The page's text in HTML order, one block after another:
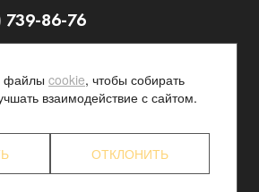
739-86-76
проезда
Наши преимущества
Конфиденциальность
файлы cookie, чтобы собирать
взаимодействие с сайтом.
ОТКЛОНИТЬ